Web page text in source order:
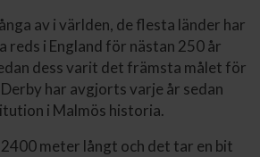
av i världen, de flesta länder har
i England för nästan 250 år
dess varit det främsta målet för
har avgjorts varje år sedan
i Malmös historia.
meter långt och det tar en bit